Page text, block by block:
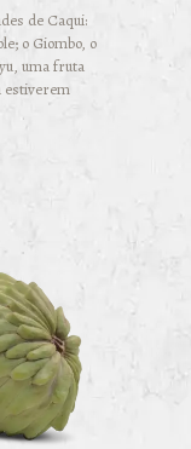
de Caqui:
o Giombo, o
uma fruta
estiverem